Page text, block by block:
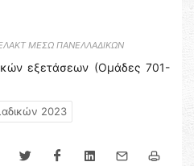
ΜΕΣΩ ΠΑΝΕΛΛΑΔΙΚΩΝ
εξετάσεων (Ομάδες 701-
2023